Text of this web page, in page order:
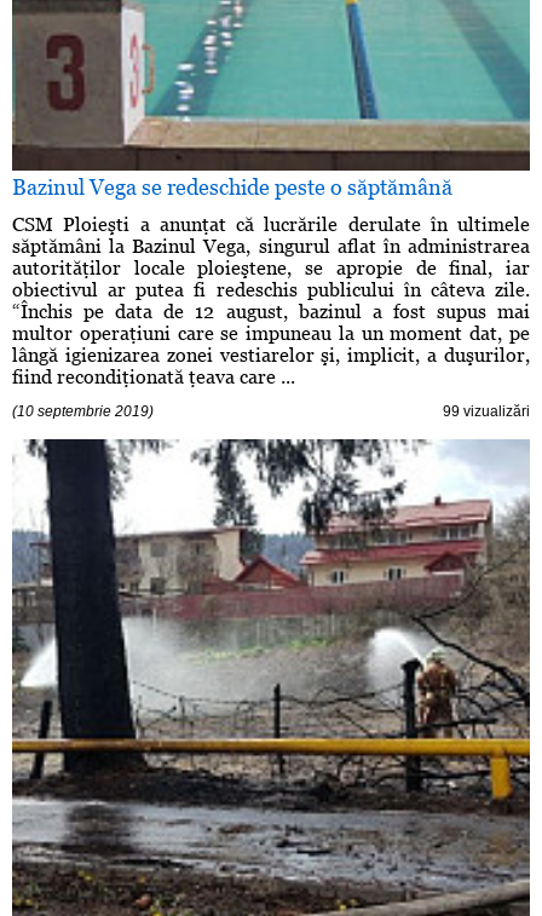
Bazinul Vega se redeschide peste o săptămână
CSM Ploieşti a anunţat că lucrările derulate în ultimele
săptămâni la Bazinul Vega, singurul aflat în administrarea
autorităţilor locale ploieştene, se apropie de final, iar
obiectivul ar putea fi redeschis publicului în câteva zile.
“Închis pe data de 12 august, bazinul a fost supus mai
multor operaţiuni care se impuneau la un moment dat, pe
lângă igienizarea zonei vestiarelor şi, implicit, a duşurilor,
fiind recondiţionată ţeava care ...
(10 septembrie 2019) 99 vizualizări